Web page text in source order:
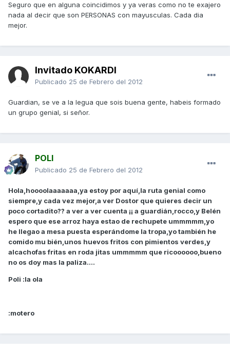
Seguro que en alguna coincidimos y ya veras como no te exajero
nada al decir que son PERSONAS con mayusculas. Cada dia
mejor.
Invitado KOKARDI
Publicado 25 de Febrero del 2012
Guardian, se ve a la legua que sois buena gente, habeis formado
un grupo genial, si señor.
POLI
Publicado 25 de Febrero del 2012
Hola,hoooolaaaaaaa,ya estoy por aquí,la ruta genial como
siempre,y cada vez mejor,a ver Dostor que quieres decir un
poco cortadito?? a ver a ver cuenta ¡¡ a guardián,rocco,y Belén
espero que ese arroz haya estao de rechupete ummmmm,yo
he llegao a mesa puesta esperándome la tropa,yo también he
comido mu bién,unos huevos fritos con pimientos verdes,y
alcachofas fritas en roda jitas ummmmm que ricoooooo,bueno
no os doy mas la paliza....
Poli :la ola
:motero